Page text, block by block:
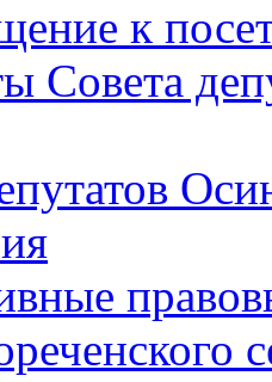
к
Совета